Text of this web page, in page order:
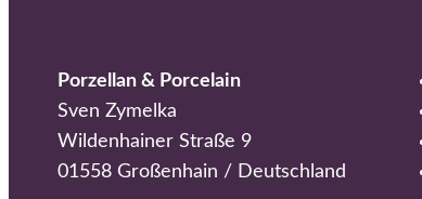
Porzellan & Porcelain
Sven Zymelka
Wildenhainer Straße 9
01558 Großenhain / Deutschland